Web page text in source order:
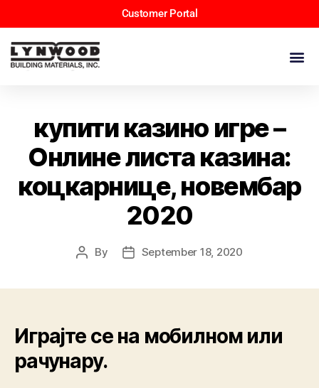
Customer Portal
купити казино игре –
Онлине листа казина:
коцкарнице, новембар
2020
By September 18, 2020
Играјте се на мобилном или
рачунару.